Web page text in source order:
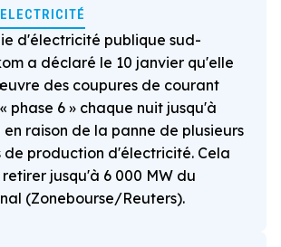
d'électricité publique sud-
a déclaré le 10 janvier qu'elle
des coupures de courant
phase 6 » chaque nuit jusqu'à
raison de la panne de plusieurs
de production d'électricité. Cela
jusqu'à 6 000 MW du
(Zonebourse/Reuters).